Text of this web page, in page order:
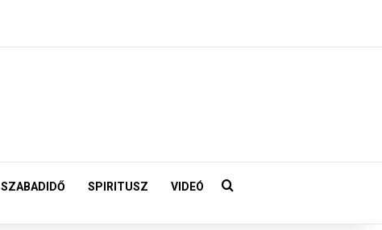
SZABADIDŐ SPIRITUSZ VIDEÓ Keresés: